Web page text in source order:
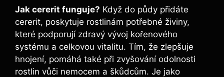
Jak cererit‍ funguje? Když do půdy⁢ přidáte
cererit, poskytuje rostlinám potřebné živiny,
které podporují zdravý vývoj kořenového
systému a celkovou vitalitu. Tím, že zlepšuje
hnojení, pomáhá také při zvyšování odolnosti
rostlin⁤ vůči nemocem a ​škůdcům. Je⁣ jako